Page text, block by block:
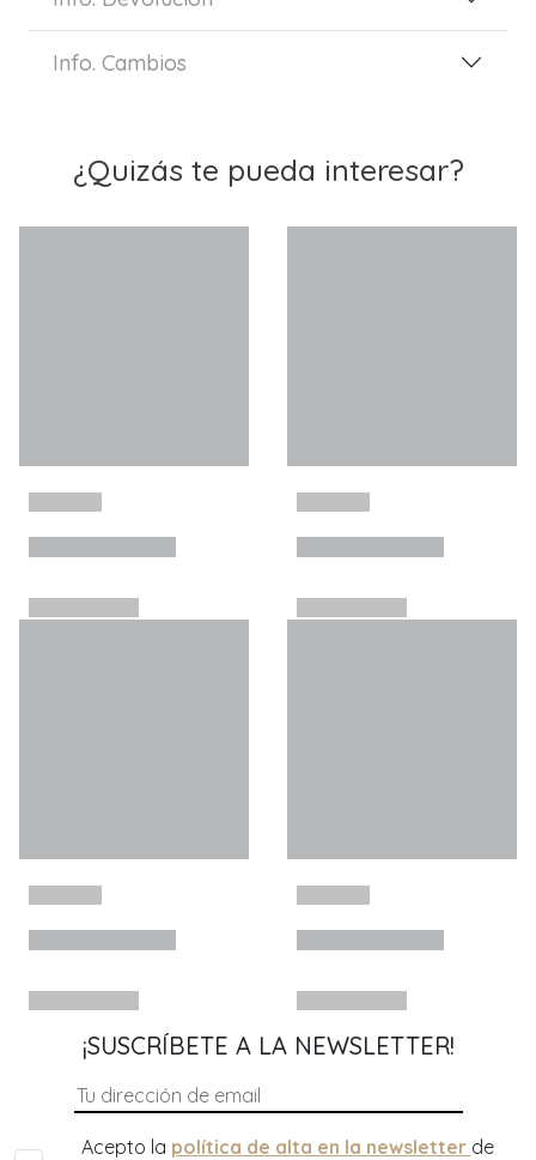
Info. Cambios
¿Quizás te pueda interesar?
¡SUSCRÍBETE A LA NEWSLETTER!
Acepto la política de alta en la newsletter de